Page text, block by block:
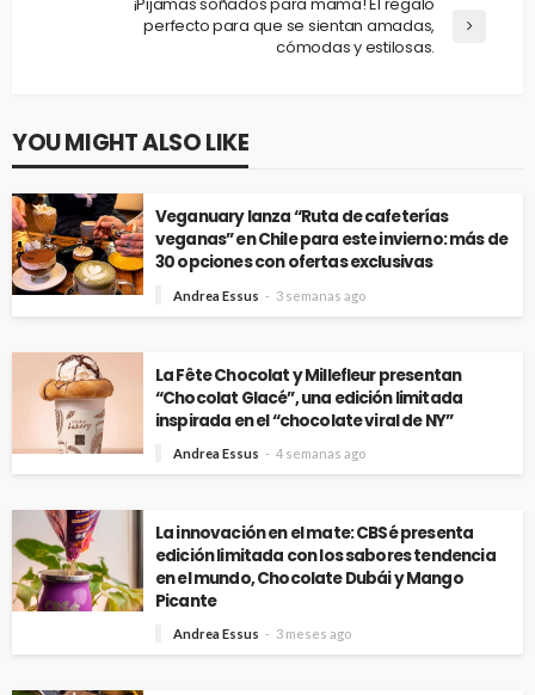
¡Pijamas soñados para mamá! El regalo
perfecto para que se sientan amadas,
cómodas y estilosas.
YOU MIGHT ALSO LIKE
Veganuary lanza “Ruta de cafeterías
veganas” en Chile para este invierno: más de
30 opciones con ofertas exclusivas
Andrea Essus 3 semanas ago
La Fête Chocolat y Millefleur presentan
“Chocolat Glacé”, una edición limitada
inspirada en el “chocolate viral de NY”
Andrea Essus 4 semanas ago
La innovación en el mate: CBSé presenta
edición limitada con los sabores tendencia
en el mundo, Chocolate Dubái y Mango
Picante
Andrea Essus 3 meses ago